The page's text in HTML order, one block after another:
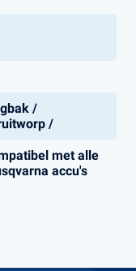
/
/
met alle
accu's